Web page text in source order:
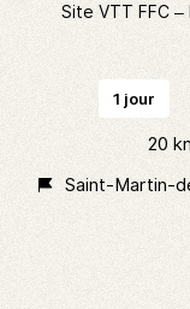
Site VTT FFC
1 jour
20
Saint-Martin-